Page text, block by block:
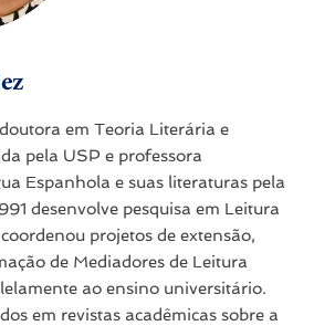
em Teoria Literária e
pela USP e professora
Espanhola e suas literaturas pela
desenvolve pesquisa em Leitura
projetos de extensão,
de Mediadores de Leitura
ao ensino universitário.
em revistas acadêmicas sobre a